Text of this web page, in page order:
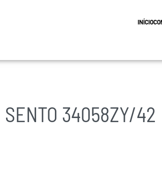
INÍCIO
SENTO 34058ZY/42